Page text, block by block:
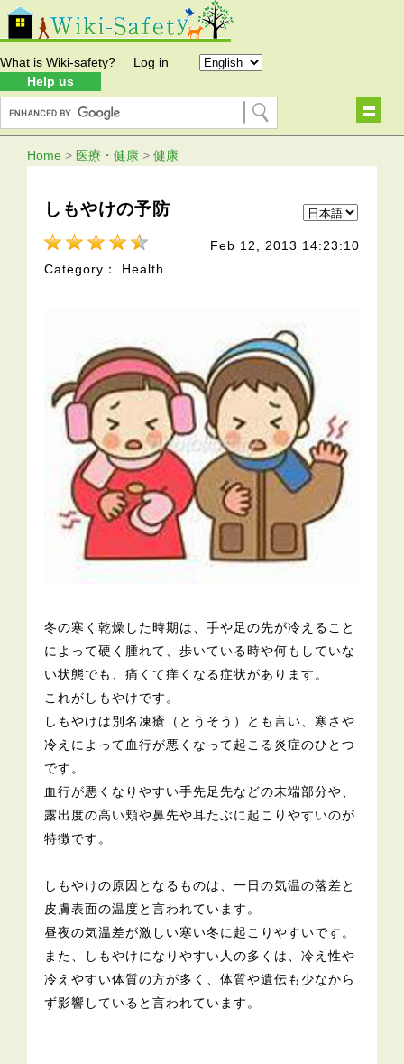
What is Wiki-safety?
Help us
Log in
Home > 医療・健康 > 健康
しもやけの予防
Feb 12, 2013 14:23:10
Category： Health
冬の寒く乾燥した時期は、手や足の先が冷えること
によって硬く腫れて、歩いている時や何もしていな
い状態でも、痛くて痒くなる症状があります。
これがしもやけです。
しもやけは別名凍瘡（とうそう）とも言い、寒さや
冷えによって血行が悪くなって起こる炎症のひとつ
です。
血行が悪くなりやすい手先足先などの末端部分や、
露出度の高い頬や鼻先や耳たぶに起こりやすいのが
特徴です。
しもやけの原因となるものは、一日の気温の落差と
皮膚表面の温度と言われています。
昼夜の気温差が激しい寒い冬に起こりやすいです。
また、しもやけになりやすい人の多くは、冷え性や
冷えやすい体質の方が多く、体質や遺伝も少なから
ず影響していると言われています。